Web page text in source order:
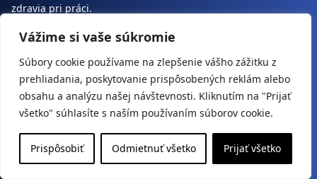
Vážime si vaše súkromie
Súbory cookie používame na zlepšenie vášho zážitku z
prehliadania, poskytovanie prispôsobených reklám alebo
obsahu a analýzu našej návštevnosti. Kliknutím na "Prijať
všetko" súhlasíte s naším používaním súborov cookie.
Prispôsobiť Odmietnuť všetko Prijať všetko
zdravia pri práci.
Pracovná zmluva na dobu určitú
Pracovná zmluva na základe projektu
Pracovná zmluva o spoločnom využívaní pracoviska
Zmluva o dočasnom pracovnom pomere
Pracovná zmluva o učňovskej príprave